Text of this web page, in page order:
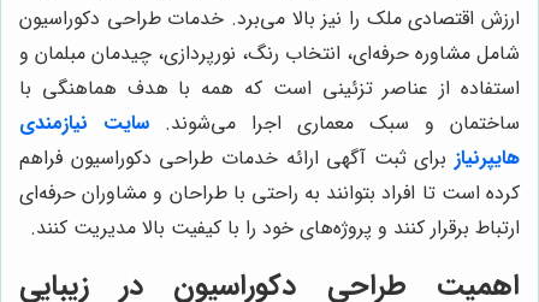
ارزش اقتصادی ملک را نیز بالا می‌برد. خدمات طراحی دکوراسیون
شامل مشاوره حرفه‌ای، انتخاب رنگ، نورپردازی، چیدمان مبلمان و
استفاده از عناصر تزئینی است که همه با هدف هماهنگی با
ساختمان و سبک معماری اجرا می‌شوند. سایت نیازمندی
هایپرنیاز برای ثبت آگهی ارائه خدمات طراحی دکوراسیون فراهم
کرده است تا افراد بتوانند به راحتی با طراحان و مشاوران حرفه‌ای
ارتباط برقرار کنند و پروژه‌های خود را با کیفیت بالا مدیریت کنند.
اهمیت طراحی دکوراسیون در زیبایی